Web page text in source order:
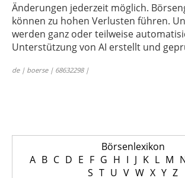
Änderungen jederzeit möglich.
können zu hohen Verlusten führen.
werden ganz oder teilweise
Unterstützung von AI erstellt und
de | boerse | 68632298 |
Börsenlexikon
A B C D E F G H I J K L M
S T U V W X Y Z